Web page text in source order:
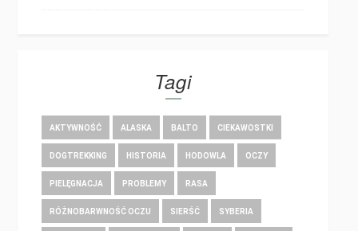
Tagi
AKTYWNOŚĆ ALASKA BALTO CIEKAWOSTKI
DOGTREKKING HISTORIA HODOWLA OCZY
PIELĘGNACJA PROBLEMY RASA
RÓŻNOBARWNOŚĆ OCZU SIERŚĆ SYBERIA